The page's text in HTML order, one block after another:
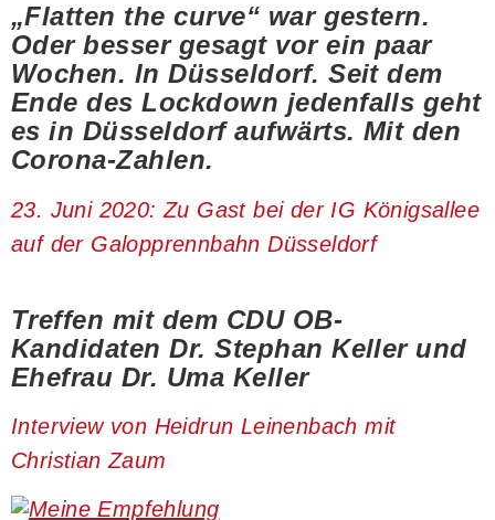
„Flatten the curve“ war gestern.
Oder besser gesagt vor ein paar
Wochen. In Düsseldorf. Seit dem
Ende des Lockdown jedenfalls geht
es in Düsseldorf aufwärts. Mit den
Corona-Zahlen.
23. Juni 2020: Zu Gast bei der IG Königsallee
auf der Galopprennbahn Düsseldorf
Treffen mit dem CDU OB-
Kandidaten Dr. Stephan Keller und
Ehefrau Dr. Uma Keller
Interview von Heidrun Leinenbach mit
Christian Zaum